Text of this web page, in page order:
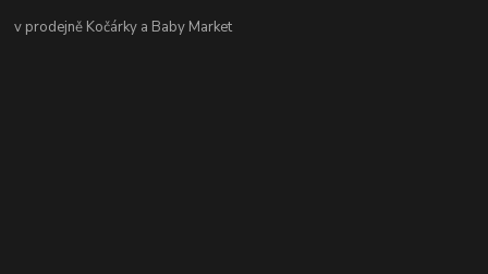
v prodejně Kočárky a Baby Market